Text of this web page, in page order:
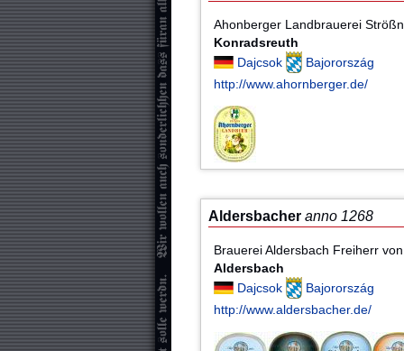
Ahonberger Landbrauerei
Konradsreuth
Dajcsok
Bajorország
http://www.ahornberger.de/
Aldersbacher anno 1268
Brauerei Aldersbach Freiherr
Aldersbach
Dajcsok
Bajorország
http://www.aldersbacher.de/